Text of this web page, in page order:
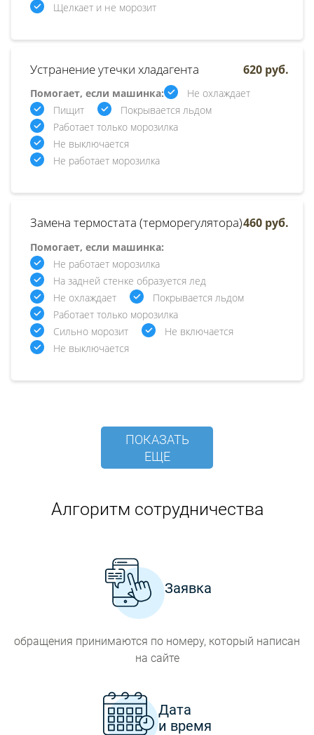
Щелкает и не морозит
Устранение утечки хладагента
Помогает, если машинка:
Не охлаждает
Пищит
Покрывается льдом
Работает только морозилка
Не выключается
Не работает морозилка
620 руб.
Замена термостата (терморегулятора)
Помогает, если машинка:
Не работает морозилка
На задней стенке образуется лед
Не охлаждает
Покрывается льдом
Работает только морозилка
Сильно морозит
Не включается
Не выключается
460 руб.
ПОКАЗАТЬ
ЕЩЕ
Алгоритм сотрудничества
Заявка
обращения принимаются по номеру, который написан
на сайте
Дата
и время